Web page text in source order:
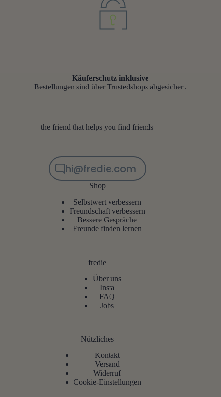
Käuferschutz inklusive
Bestellungen sind über Trustedshops abgesichert.
the friend that helps you find friends
hi@fredie.com
Shop
Selbstwert verbessern
Freundschaft verbessern
Bessere Gespräche
Freunde finden lernen
fredie
Über uns
Insta
FAQ
Jobs
Nützliches
Kontakt
Versand
Widerruf
Cookie-Einstellungen